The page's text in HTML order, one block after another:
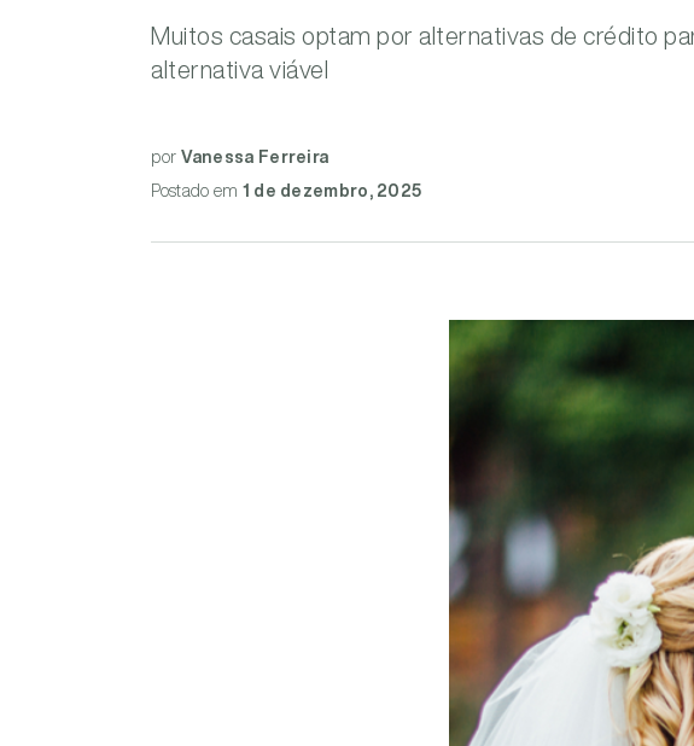
Muitos casais optam por alternativas de crédito
alternativa viável
por Vanessa Ferreira
Postado em 1 de dezembro, 2025